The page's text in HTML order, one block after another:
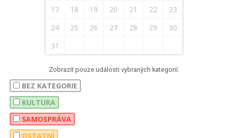
17
18 19 20 21 22
23
24
25 26 27 28 29
30
31
Zobrazit pouze události vybraných kategorií:
BEZ KATEGORIE
KULTURA
SAMOSPRÁVA
OSTATNÍ